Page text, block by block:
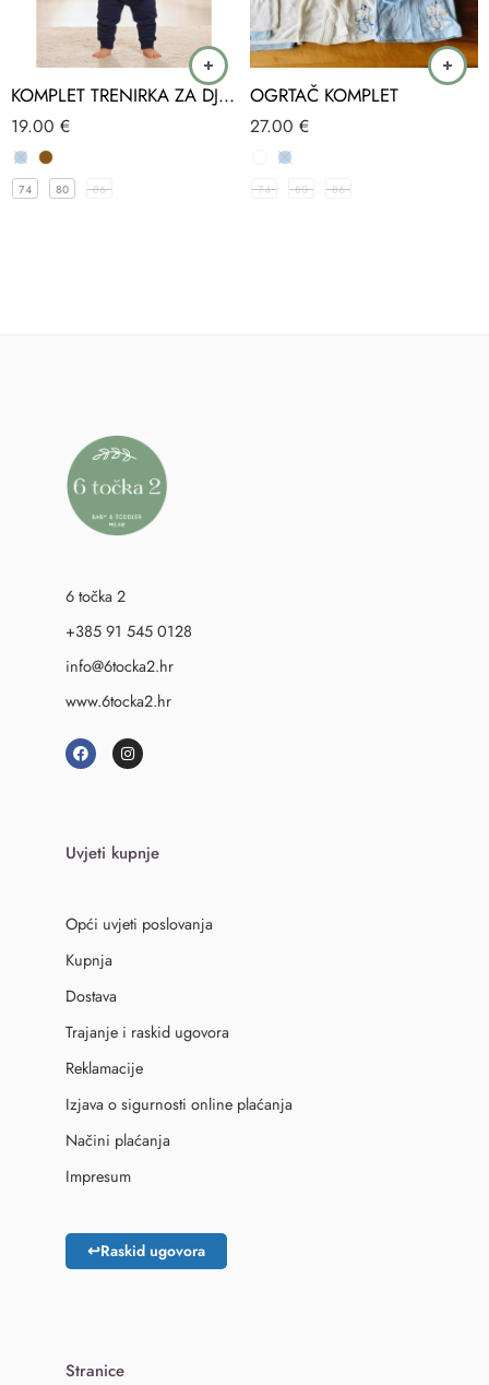
KOMPLET TRENIRKA ZA DJEČAKE ILO
19.00 €
74 80 86
OGRTAČ KOMPLET
27.00 €
74 80 86
6 točka 2
+385 91 545 0128
info@6tocka2.hr
www.6tocka2.hr
Uvjeti kupnje
Opći uvjeti poslovanja
Kupnja
Dostava
Trajanje i raskid ugovora
Reklamacije
Izjava o sigurnosti online plaćanja
Načini plaćanja
Impresum
↩Raskid ugovora
Stranice